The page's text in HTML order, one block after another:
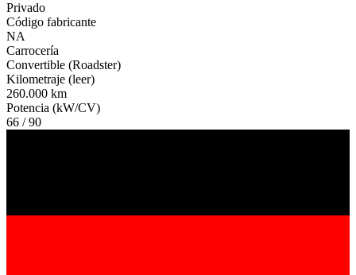
Privado
Código fabricante
NA
Carrocería
Convertible (Roadster)
Kilometraje (leer)
260.000 km
Potencia (kW/CV)
66 / 90